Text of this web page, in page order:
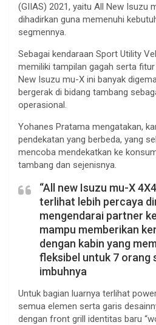
(GIIAS) 2021, yaitu All New Isuzu
dihadirkan guna memenuhi
segmennya.
Sebagai kendaraan Sport Utility
memiliki tampilan gagah serta
New Isuzu mu-X ini banyak
bergerak di bidang tambang
operasional.
Yohanes Pratama mengatakan,
pendekatan yang berbeda, yang
mencoba mendekatkan ke
tambang dan sejenisnya.
“All new Isuzu mu-X
terlihat lebih percaya
mengendarai partner
mampu memberikan
dengan kabin yang
fleksibel untuk 7 orang
imbuhnya
Untuk bagian luarnya terlihat
semua elemen serta garis
dengan front grill identitas baru